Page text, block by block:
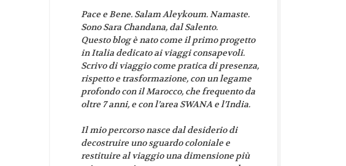
Pace e Bene. Salam Aleykoum. Namaste.
Sono Sara Chandana, dal Salento.
Questo blog è nato come il primo progetto
in Italia dedicato ai viaggi consapevoli.
Scrivo di viaggio come pratica di presenza,
rispetto e trasformazione, con un legame
profondo con il Marocco, che frequento da
oltre 7 anni, e con l’area SWANA e l’India.
Il mio percorso nasce dal desiderio di
decostruire uno sguardo coloniale e
restituire al viaggio una dimensione più